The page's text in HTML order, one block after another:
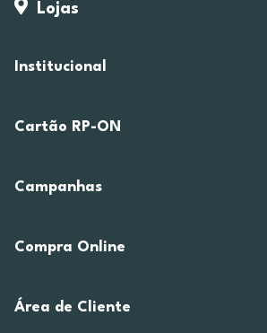
Lojas
Institucional
Cartão RP-ON
Campanhas
Compra Online
Área de Cliente